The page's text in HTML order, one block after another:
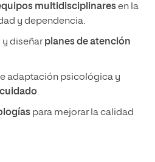
multidisciplinaresen la
y dependencia.
y diseñarplanes de atención
adaptación psicológica y
.
para mejorar la calidad